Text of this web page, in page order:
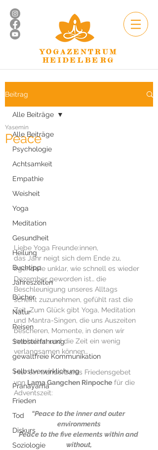
YOGAZENTRUM
HEIDELBERG
Beitrag
Alle Beiträge
Psychologie
Achtsamkeit
Empathie
Weisheit
Yoga
Meditation
Gesundheit
Heilung
Buchtipp
Jahreszeiten
Bücher
Natur
Reisen
Selbsterfahrung
gewaltfreie Kommunikation
Selbstverwirklichung
Pranayama
Frieden
Tod
Diskurs
Soziologie
Alle Beiträge
Peace
Yasemin
Liebe Yoga Freunde:innen,
das Jahr neigt sich dem Ende zu,
irgendwie unklar, wie schnell es wieder
Dezember geworden ist… die
Beschleunigung unseres Alltags
scheint zuzunehmen, gefühlt rast die
Zeit. Zum Glück gibt Yoga, Meditation
und Mantra-Singen, die uns Auszeiten
bescheren, Momente, in denen wir
innehalten und die Zeit ein wenig
verlangsamen können…
Hier ein wunderbares Friedensgebet
von Lama Gangchen Rinpoche für die
Adventszeit:
“Peace to the inner and outer
environments
Peace to the five elements within and
without,